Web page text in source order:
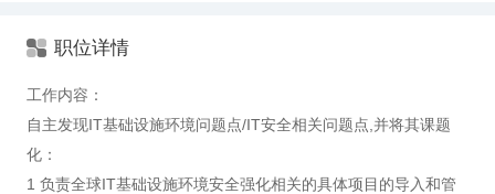
职位详情
工作内容：
自主发现IT基础设施环境问题点/IT安全相关问题点,并将其课题
化：
1 负责全球IT基础设施环境安全强化相关的具体项目的导入和管